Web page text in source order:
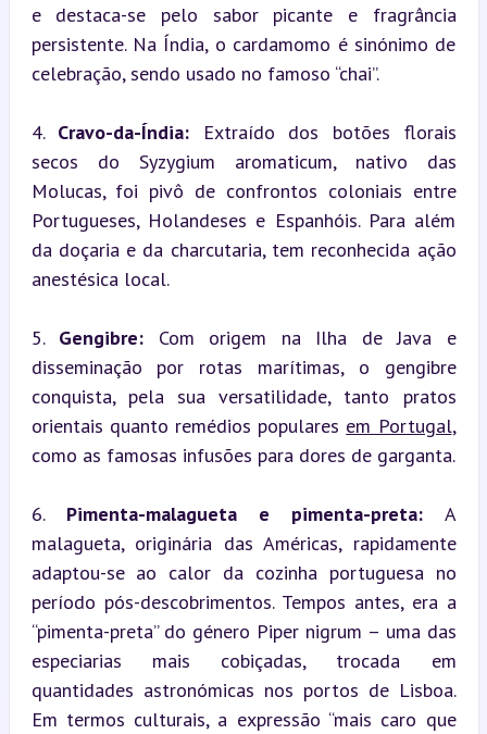
e destaca-se pelo sabor picante e fragrância
persistente. Na Índia, o cardamomo é sinónimo de
celebração, sendo usado no famoso “chai”.
4. Cravo-da-Índia: Extraído dos botões florais
secos do Syzygium aromaticum, nativo das
Molucas, foi pivô de confrontos coloniais entre
Portugueses, Holandeses e Espanhóis. Para além
da doçaria e da charcutaria, tem reconhecida ação
anestésica local.
5. Gengibre: Com origem na Ilha de Java e
disseminação por rotas marítimas, o gengibre
conquista, pela sua versatilidade, tanto pratos
orientais quanto remédios populares em Portugal,
como as famosas infusões para dores de garganta.
6. Pimenta-malagueta e pimenta-preta: A
malagueta, originária das Américas, rapidamente
adaptou-se ao calor da cozinha portuguesa no
período pós-descobrimentos. Tempos antes, era a
“pimenta-preta” do género Piper nigrum – uma das
especiarias mais cobiçadas, trocada em
quantidades astronómicas nos portos de Lisboa.
Em termos culturais, a expressão “mais caro que